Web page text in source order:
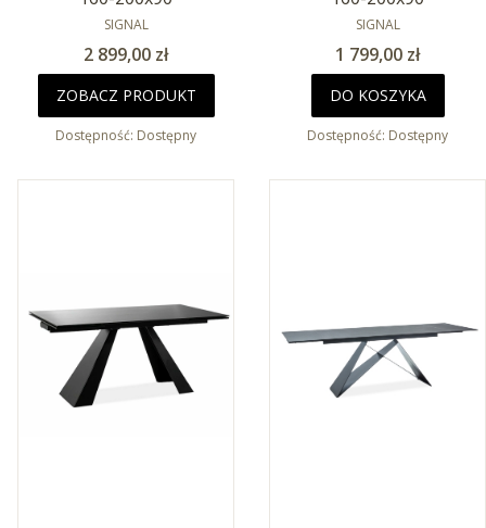
PRODUCENT
SIGNAL
Cena
2 899,00 zł
ZOBACZ PRODUKT
Dostępność: Dostępny
PRODUCENT
SIGNAL
Cena
1 799,00 zł
DO KOSZYKA
Dostępność: Dostępny